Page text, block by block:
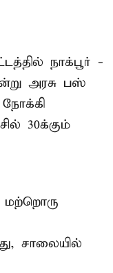
நாக்பூர் -
அரசு பஸ்
நோக்கி
30க்கும்
சாலையில்